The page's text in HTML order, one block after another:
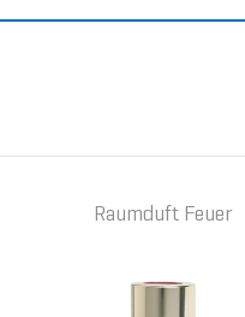
Raumduft Feuer